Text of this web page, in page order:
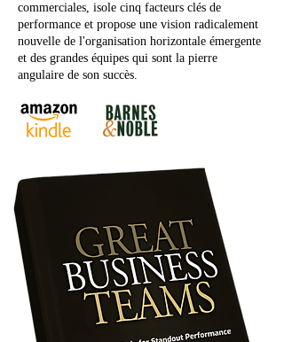
commerciales, isole cinq facteurs clés de
performance et propose une vision radicalement
nouvelle de l'organisation horizontale émergente
et des grandes équipes qui sont la pierre
angulaire de son succès.